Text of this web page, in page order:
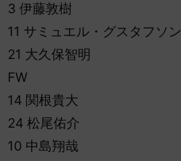
3 伊藤敦樹
11 サミュエル・グスタフソン
21 大久保智明
FW
14 関根貴大
24 松尾佑介
10 中島翔哉